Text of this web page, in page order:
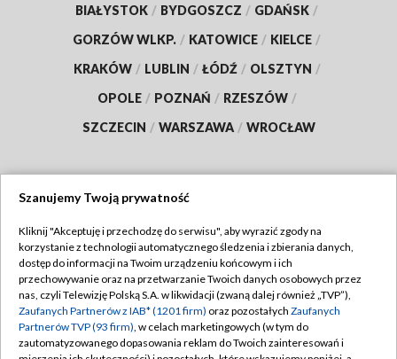
BIAŁYSTOK / BYDGOSZCZ / GDAŃSK /
GORZÓW WLKP. / KATOWICE / KIELCE /
KRAKÓW / LUBLIN / ŁÓDŹ / OLSZTYN /
OPOLE / POZNAŃ / RZESZÓW /
SZCZECIN / WARSZAWA / WROCŁAW
TVP
Abonament TVP
Emisja w TVP
Centrum informacji TVP
Regulamin TVP
Polityka prywatności
Moje zgody
Szanujemy Twoją prywatność
Kliknij "Akceptuję i przechodzę do serwisu", aby wyrazić zgody na
korzystanie z technologii automatycznego śledzenia i zbierania danych,
dostęp do informacji na Twoim urządzeniu końcowym i ich
przechowywanie oraz na przetwarzanie Twoich danych osobowych przez
nas, czyli Telewizję Polską S.A. w likwidacji (zwaną dalej również „TVP”),
Zaufanych Partnerów z IAB* (1201 firm) oraz pozostałych Zaufanych
Partnerów TVP (93 firm), w celach marketingowych (w tym do
zautomatyzowanego dopasowania reklam do Twoich zainteresowań i